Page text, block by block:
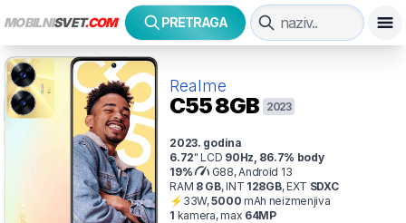
MOBILNISVET.COM PRETRAGA
Realme
C558GB 2023
2023. godina
6.72" LCD 90Hz 86.7% body
19%
G88, Android 13
RAM 8GB,INT 128GB,EXT SDXC
⚡ 33W,5000 mAh neizmenjiva
1 kamera, max 64MP